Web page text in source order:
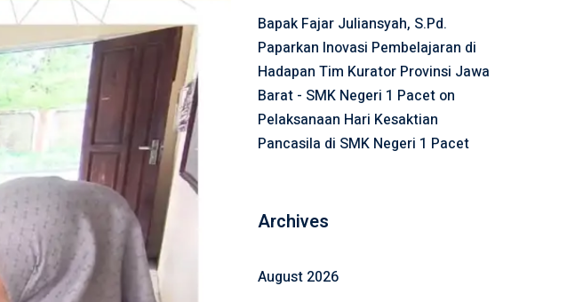
Bapak Fajar Juliansyah, S.Pd.
Paparkan Inovasi Pembelajaran di
Hadapan Tim Kurator Provinsi Jawa
Barat - SMK Negeri 1 Pacet on
Pelaksanaan Hari Kesaktian
Pancasila di SMK Negeri 1 Pacet
Archives
August 2026